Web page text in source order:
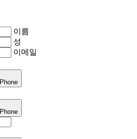
이름
성
이메일
Phone
Phone